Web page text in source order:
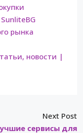
рынка
новости |
Next Post
сервисы для